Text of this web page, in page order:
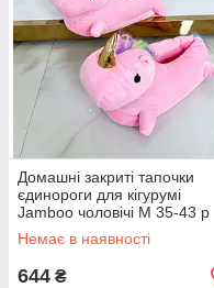
Домашні закриті тапочки
єдинороги для кігурумі
Jamboo чоловічі M 35-43 р
(28 см) рожеві
Немає в наявності
644 ₴